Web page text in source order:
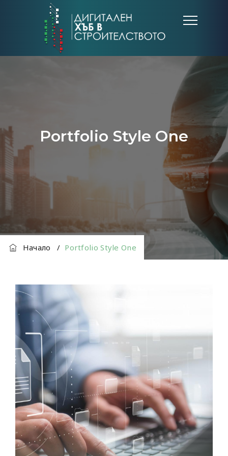
Portfolio Style One
Начало / Portfolio Style One
Специализирани услуги за публични
организации